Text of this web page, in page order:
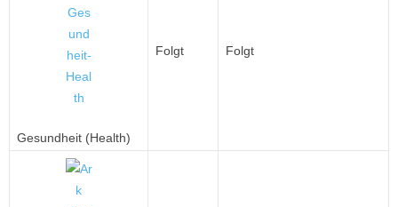
Gesundheit (Health)
Folgt Folgt